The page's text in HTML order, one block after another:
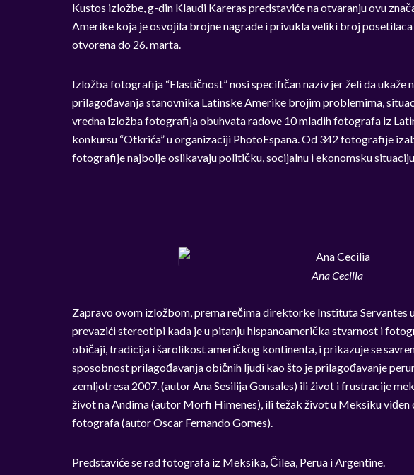
Kustos izložbe, g-din Klaudi Kareras predstaviće na otvaranju ovu
Amerike koja je osvojila brojne nagrade i privukla veliki broj
otvorena do 26. marta.
Izložba fotografija “Elastičnost” nosi specifičan naziv jer želi da ukaže
prilagođavanja stanovnika Latinske Amerike brojim problemima,
vredna izložba fotografija obuhvata radove 10 mladih fotografa iz
konkursu “Otkrića” u organizaciji PhotoEspana. Od 342 fotografije
fotografije najbolje oslikavaju političku, socijalnu i ekonomsku
Ana Cecilia
Zapravo ovom izložbom, prema rečima direktorke Instituta Servantes
prevazići stereotipi kada je u pitanju hispanoamerička stvarnost i
običaji, tradicija i šarolikost američkog kontinenta, i prikazuje se
sposobnost prilagođavanja običnih ljudi kao što je prilagođavanje
zemljotresa 2007. (autor Ana Sesilija Gonsales) ili život i frustracije
život na Andima (autor Morfi Himenes), ili težak život u Meksiku
fotografa (autor Oscar Fernando Gomes).
Predstaviće se rad fotografa iz Meksika, Čilea, Perua i Argentine.